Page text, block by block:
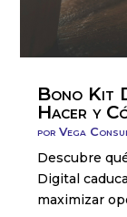
Bono Kit
Hacer y
porVega
Descubre
Digital
maximizar